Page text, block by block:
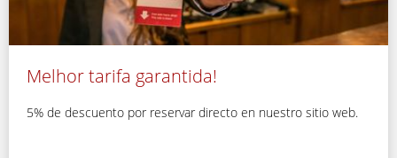
Melhor tarifa garantida!
5% de descuento por reservar directo en nuestro sitio web.